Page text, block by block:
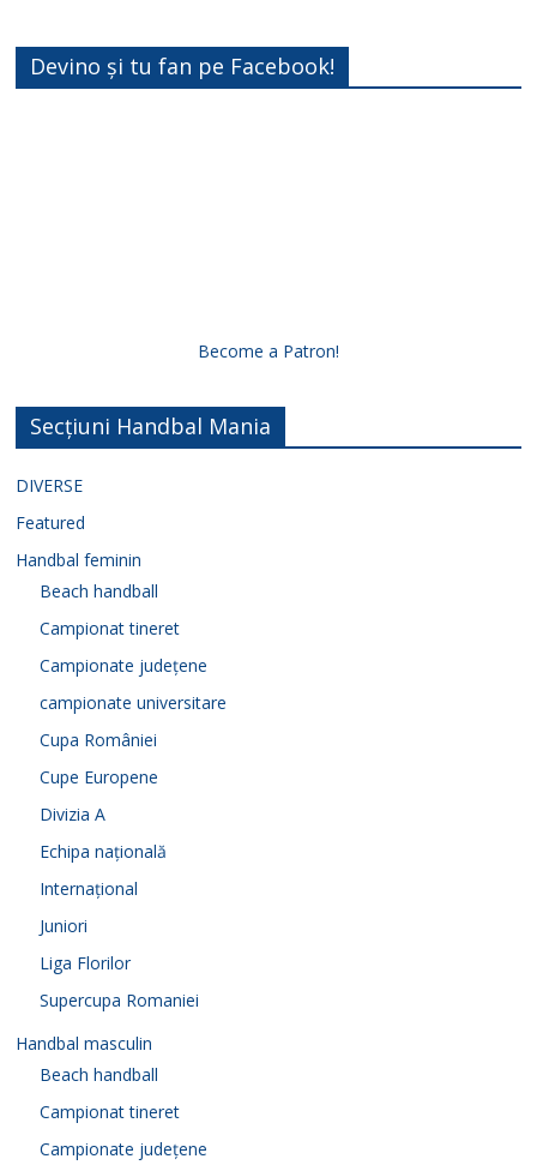
Devino și tu fan pe Facebook!
Become a Patron!
Secțiuni Handbal Mania
DIVERSE
Featured
Handbal feminin
Beach handball
Campionat tineret
Campionate județene
campionate universitare
Cupa României
Cupe Europene
Divizia A
Echipa națională
Internațional
Juniori
Liga Florilor
Supercupa Romaniei
Handbal masculin
Beach handball
Campionat tineret
Campionate județene